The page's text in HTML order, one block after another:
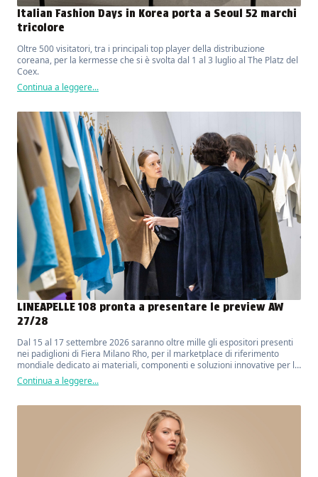
Italian Fashion Days in Korea porta a Seoul 52 marchi
tricolore
Oltre 500 visitatori, tra i principali top player della distribuzione
coreana, per la kermesse che si è svolta dal 1 al 3 luglio al The Platz del
Coex.
Continua a leggere...
LINEAPELLE 108 pronta a presentare le preview AW
27/28
Dal 15 al 17 settembre 2026 saranno oltre mille gli espositori presenti
nei padiglioni di Fiera Milano Rho, per il marketplace di riferimento
mondiale dedicato ai materiali, componenti e soluzioni innovative per la
moda, il lusso, il design e l'arredo.
Continua a leggere...